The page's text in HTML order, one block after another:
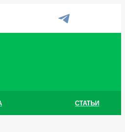
СТАТЬИ